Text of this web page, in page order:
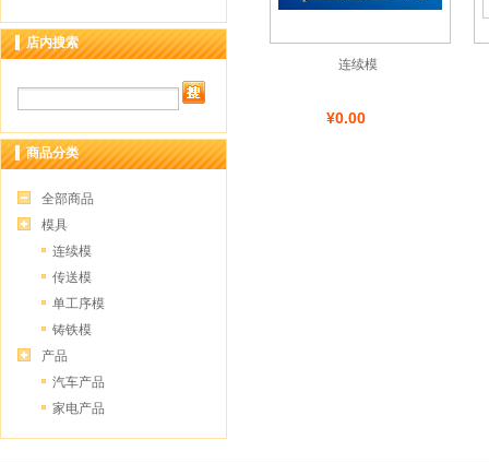
店内搜索
商品分类
全部商品
模具
连续模
传送模
单工序模
铸铁模
产品
汽车产品
家电产品
连续模
¥0.00